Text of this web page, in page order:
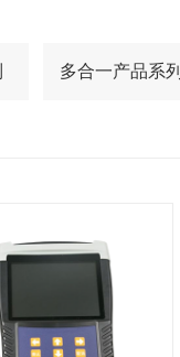
多合一产品系列